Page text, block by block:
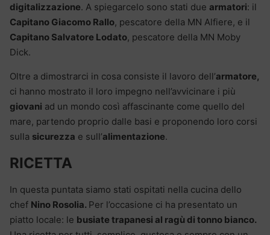
digitalizzazione. A spiegarcelo sono stati due armatori: il
Capitano Giacomo Rallo, pescatore della MN Alfiere, e il
Capitano Salvatore Lodato, pescatore della MN Moby
Dick.
Oltre a dimostrarci in cosa consiste il lavoro dell’armatore,
ci hanno mostrato il loro impegno nell’avvicinare i più
giovani ad un mondo così affascinante come quello del
mare, partendo proprio dalle basi e proponendo loro corsi
sulla sicurezza e sull’alimentazione.
RICETTA
In questa puntata siamo stati ospitati nella cucina dello
chef Nino Rosolia. Per l’occasione ci ha presentato un
piatto locale: le busiate trapanesi al ragù di tonno bianco.